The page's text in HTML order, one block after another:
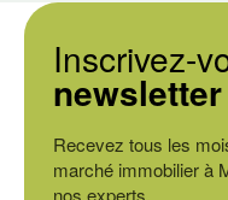
Inscrivez-
newsletter
Recevez tous les
marché immobilier à
nos experts.